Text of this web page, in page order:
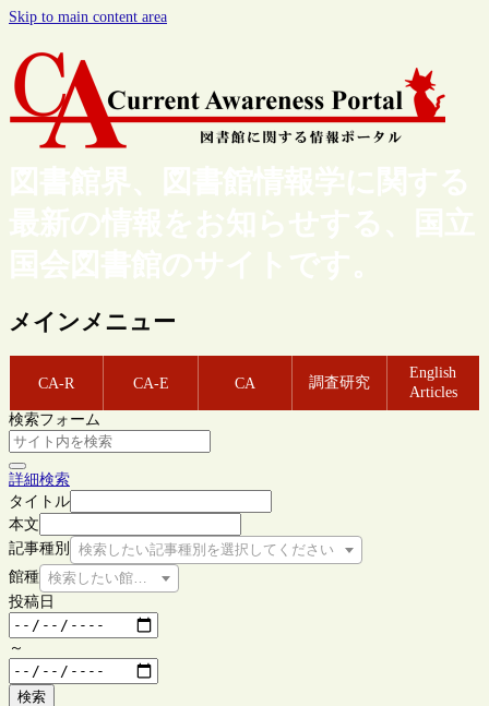
Skip to main content area
図書館界、図書館情報学に関する
最新の情報をお知らせする、国立
国会図書館のサイトです。
メインメニュー
CA-R CA-E CA 調査研究
English
Articles
検索フォーム
詳細検索
タイトル
本文
記事種別
検索したい記事種別を選択してください
館種 検索したい館種を選択してください
投稿日
～
検索